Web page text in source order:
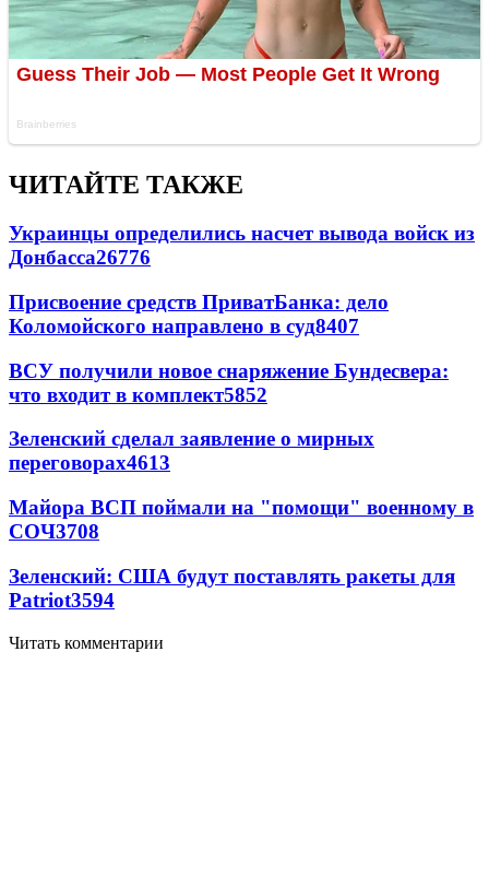
ЧИТАЙТЕ ТАКЖЕ
Украинцы определились насчет вывода войск из
Донбасса26776
Присвоение средств ПриватБанка: дело
Коломойского направлено в суд8407
ВСУ получили новое снаряжение Бундесвера:
что входит в комплект5852
Зеленский сделал заявление о мирных
переговорах4613
Майора ВСП поймали на "помощи" военному в
СОЧ3708
Зеленский: США будут поставлять ракеты для
Patriot3594
Читать комментарии